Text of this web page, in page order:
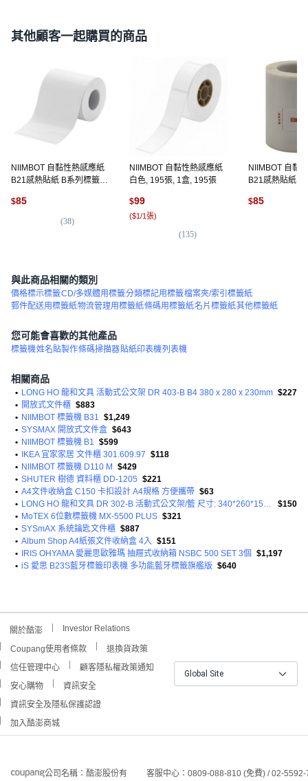
其他顧客一起購買的商品
NIIMBOT 自黏性熱感應紙
B21感熱貼紙 B系列標籤機
色, 8m
$85
(38)
NIIMBOT 自黏性熱感應紙
白色, 195張, 1盒, 195張
$99
($1/1張)
(135)
NIIMBOT 自黏
B21感熱貼紙
8m, 純白
$85
與此商品相關的類別
價格標示標籤CD/多媒體用標籤分類標記用標籤檔案夾/索引標籤紙
郵件配送用標籤紙物流管理用標籤紙條碼用標籤紙名片標籤紙其他標籤紙
您可能會喜歡的其他產品
標籤機姓名貼製作條碼掃描器貼紙印表機列表機
相關商品
• LONG HO 龍和文具 活動式公文架 DR 403-B B4 380 x 280 x 230mm $227
• 開放式文件櫃 $883
• NIIMBOT 標籤機 B31
$1,249
• SYSMAX 開放式文件盒 $643
• NIIMBOT 標籤機 B1
$599
• IKEA 宜家家居 文件櫃 301.609.97 $118
• NIIMBOT 標籤機 D110 M $429
• SHUTER 樹德 資料櫃 DD-1205 $221
• A4文件收納盒 C150 卡扣設計 A4規格 方便攜帶 $63
•
$150
• MoTEX 6位數標籤機 MX-5500 PLUS $321
• SYSmAX 系統鑰匙文件櫃 $887
• Album Shop A4紙張文件收納盒 4入
$151
• IRIS OHYAMA 愛麗思歐雅瑪 抽屜式收納箱 NSBC 500 SET 3個 $1,197
• iS 愛思 B23S藍牙標籤印表機 多功能藍牙標籤旗艦版 $640
關於酷澎 Investor Relations
Coupang使用者條款
退換貨政策
信任管理中心
顧客隱私權政策通知
安心購物
資訊安全
資訊安全及隱私保護認證
加入酷澎商城
Global Site
公司名稱：酷澎股份有
客服中心：0809-088-810 (免費) / 02-